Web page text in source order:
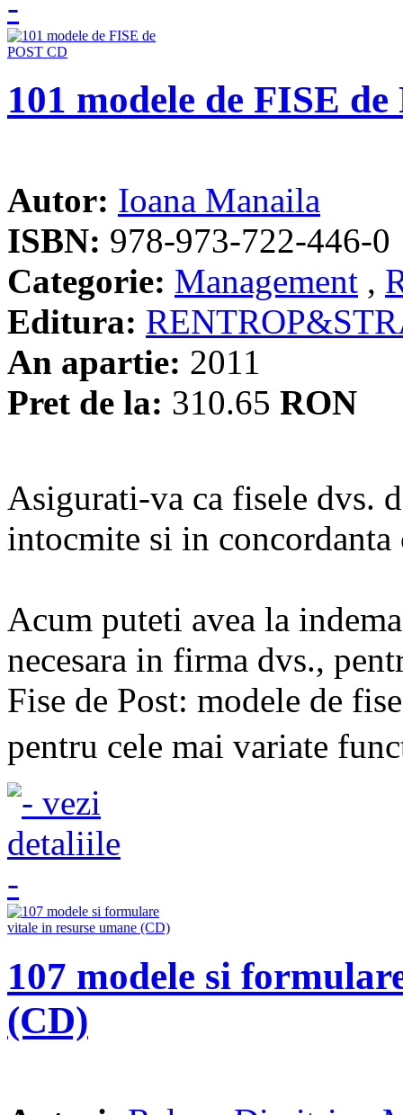
101 modele de FISE
Autor: Ioana Manaila
ISBN: 978-973-722-446-0
Categorie: Management ,
Editura:
An apartie: 2011
Pret de la: 310.65 RON
Asigurati-va ca fisele dvs.
intocmite si in concordanta
Acum puteti avea la
necesara in firma dvs.,
Fise de Post: modele de
pentru cele mai variate
107 modele si
(CD)